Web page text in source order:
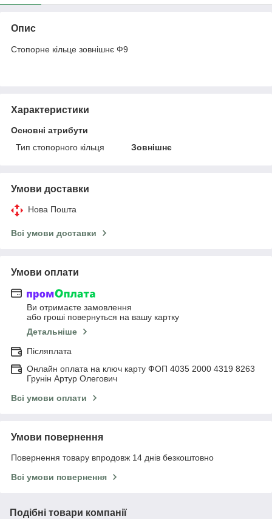
Опис
Стопорне кільце зовнішнє Ф9
Характеристики
Основні атрибути
Тип стопорного кільця
Зовнішнє
Умови доставки
Нова Пошта
Всі умови доставки
Умови оплати
Ви отримаєте замовлення
або гроші повернуться на вашу картку
Детальніше
Післяплата
Онлайн оплата на ключ карту ФОП 4035 2000 4319 8263
Грунін Артур Олегович
Всі умови оплати
Умови повернення
Повернення товару впродовж 14 днів безкоштовно
Всі умови повернення
Подібні товари компанії